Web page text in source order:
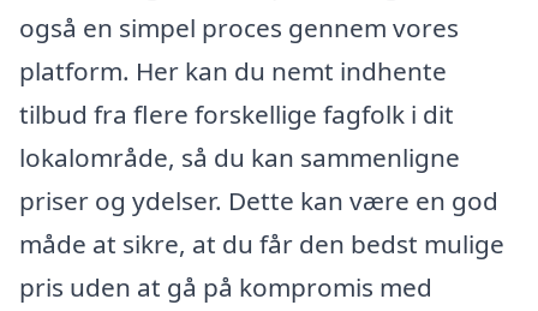
også en simpel proces gennem vores
platform. Her kan du nemt indhente
tilbud fra flere forskellige fagfolk i dit
lokalområde, så du kan sammenligne
priser og ydelser. Dette kan være en god
måde at sikre, at du får den bedst mulige
pris uden at gå på kompromis med